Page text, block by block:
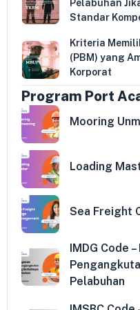
Pelabuhan
Standar
Kriteria
(PBM) yang
Korporat
Program Port
Mooring
Loading
Sea Freight
IMDG Code
Pelabuhan